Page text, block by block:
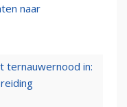
naar
ternauwernood in: